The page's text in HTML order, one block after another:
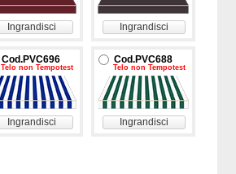
Ingrandisci Ingrandisci
Cod.PVC696
Telo non Tempotest
Ingrandisci
Cod.PVC688
Telo non Tempotest
Ingrandisci